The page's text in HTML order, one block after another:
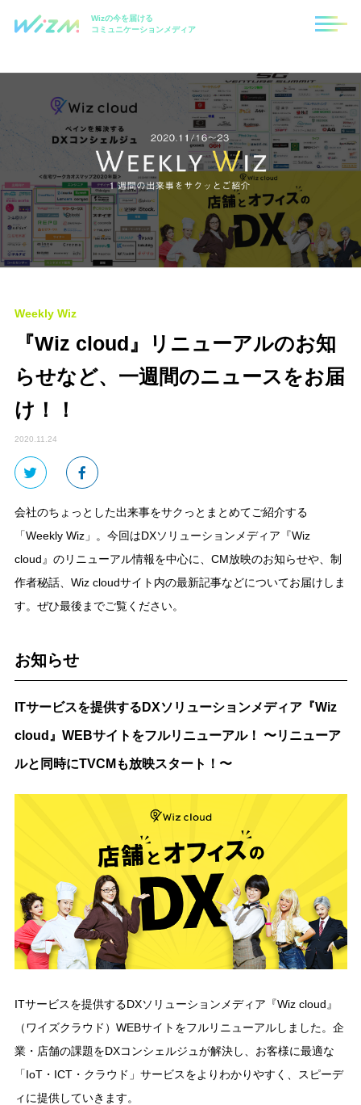
Wizの今を届ける
コミュニケーションメディア
Weekly Wiz
『Wiz cloud』リニューアルのお知
らせなど、一週間のニュースをお届
け！！
2020.11.24
会社のちょっとした出来事をサクっとまとめてご紹介する
「Weekly Wiz」。今回はDXソリューションメディア『Wiz
cloud』のリニューアル情報を中心に、CM放映のお知らせや、制
作者秘話、Wiz cloudサイト内の最新記事などについてお届けしま
す。ぜひ最後までご覧ください。
お知らせ
ITサービスを提供するDXソリューションメディア『Wiz
cloud』WEBサイトをフルリニューアル！ 〜リニューア
ルと同時にTVCMも放映スタート！〜
ITサービスを提供するDXソリューションメディア『Wiz cloud』
（ワイズクラウド）WEBサイトをフルリニューアルしました。企
業・店舗の課題をDXコンシェルジュが解決し、お客様に最適な
「IoT・ICT・クラウド」サービスをよりわかりやすく、スピーデ
ィに提供していきます。